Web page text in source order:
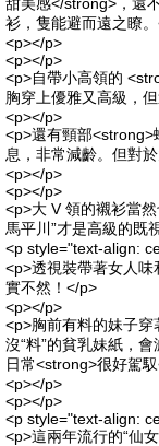
衫，隻能避而遠之瞭
<p></p>
<p></p>
<p>自帶小高領的
胸穿上優雅又高級，
<p></p>
<p>還有頸部
息，非常減齡。但對
<p></p>
<p></p>
<p>大 V 領的襯衫當
馬平川”才是高級的既
<p style="text-align:
<p>透視裝帶著女人
實不然！</p>
<p></p>
<p>胸前有料的妹子
沒“料”的貧乳妹紙，
日常<strong>很好駕
<p></p>
<p></p>
<p style="text-align:
<p>這兩年流行的“仙